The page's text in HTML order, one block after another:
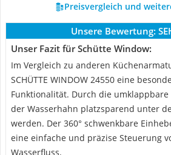
Preisvergleich und
Unsere Bewertung:
Unser Fazit für Schütte Window:
Im Vergleich zu anderen
SCHÜTTE WINDOW 24550 eine
Funktionalität. Durch die
der Wasserhahn platzsparend unter
werden. Der 360° schwenkbare
eine einfache und präzise Steuerung
Wasserfluss.